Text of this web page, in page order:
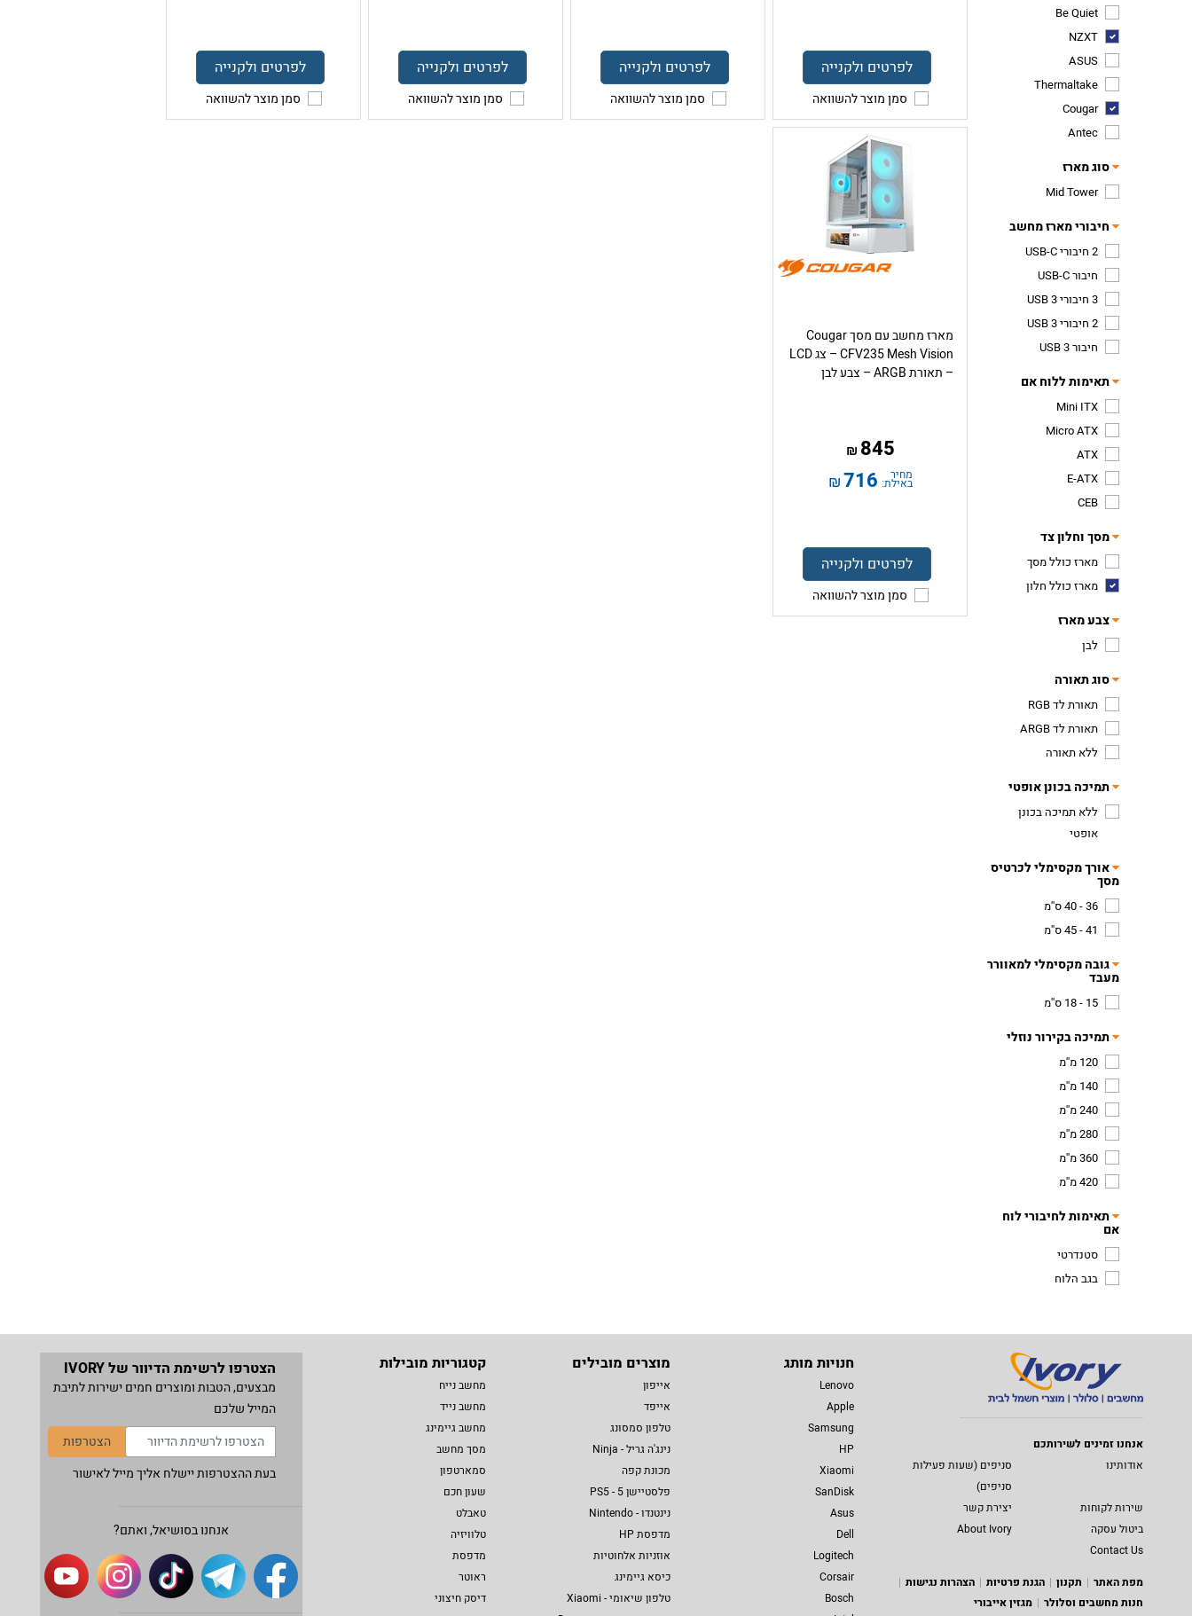
Be Quiet
NZXT
ASUS
Thermaltake
Cougar
Antec
סוג מארז
Mid Tower
חיבורי מארז מחשב
2 חיבורי USB-C
חיבור USB-C
3 חיבורי USB 3
2 חיבורי USB 3
חיבור USB 3
תאימות ללוח אם
Mini ITX
Micro ATX
ATX
E-ATX
CEB
מסך וחלון צד
מארז כולל מסך
מארז כולל חלון
צבע מארז
לבן
סוג תאורה
תאורת לד RGB
תאורת לד ARGB
ללא תאורה
תמיכה בכונן אופטי
ללא תמיכה בכונן
אופטי
אורך מקסימלי לכרטיס
מסך
36 - 40 ס''מ
41 - 45 ס''מ
גובה מקסימלי למאוורר
מעבד
15 - 18 ס''מ
תמיכה בקירור נוזלי
120 מ''מ
140 מ''מ
240 מ''מ
280 מ''מ
360 מ''מ
420 מ''מ
תאימות לחיבורי לוח
אם
סטנדרטי
בגב הלוח
לפרטים ולקנייה
סמן מוצר להשוואה
לפרטים ולקנייה
סמן מוצר להשוואה
לפרטים ולקנייה
סמן מוצר להשוואה
לפרטים ולקנייה
סמן מוצר להשוואה
מארז מחשב עם מסך Cougar
CFV235 Mesh Vision – צג LCD
– תאורת ARGB – צבע לבן
845
₪
מחיר
באילת: 716
₪
לפרטים ולקנייה
סמן מוצר להשוואה
אנחנו זמינים לשירותכם
אודותינו
סניפים (שעות פעילות
סניפים)
שירות לקוחות
יצירת קשר
ביטול עסקה
About Ivory
Contact Us
מפת האתר
תקנון הגנת פרטיות
הצהרות נגישות
חנות מחשבים וסלולר
מגזין אייבורי
חנויות מותג
Lenovo
Apple
Samsung
HP
Xiaomi
SanDisk
Asus
Dell
Logitech
Corsair
Bosch
מוצרים מובילים
אייפון
אייפד
טלפון סמסונג
נינג'ה גריל - Ninja
מכונת קפה
פלסטיישן 5 - PS5
נינטנדו - Nintendo
מדפסת HP
אוזניות אלחוטיות
כיסא גיימינג
טלפון שיאומי - Xiaomi
קטגוריות מובילות
מחשב נייח
מחשב נייד
מחשב גיימינג
מסך מחשב
סמארטפון
שעון חכם
טאבלט
טלוויזיה
מדפסת
ראוטר
דיסק חיצוני
הצטרפו לרשימת הדיוור של IVORY
מבצעים, הטבות ומוצרים חמים ישירות לתיבת
המייל שלכם
הצטרפות
בעת ההצטרפות יישלח אליך מייל לאישור
אנחנו בסושיאל, ואתם?